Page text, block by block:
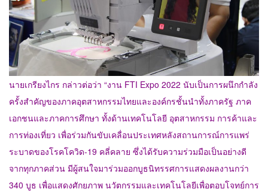
นายเกรียงไกร กล่าวต่อว่า “งาน FTI Expo 2022 นับเป็นการผนึกกำลัง
ครั้งสำคัญของภาคอุตสาหกรรมไทยและองค์กรชั้นนำทั้งภาครัฐ ภาค
เอกชนและภาคการศึกษา ทั้งด้านเทคโนโลยี อุตสาหกรรม การค้าและ
การท่องเที่ยว เพื่อร่วมกันขับเคลื่อนประเทศหลังสถานการณ์การแพร่
ระบาดของโรคโควิด-19 คลี่คลาย ซึ่งได้รับความร่วมมือเป็นอย่างดี
จากทุกภาคส่วน มีผู้สนใจมาร่วมออกบูธนิทรรศการแสดงผลงานกว่า
340 บูธ เพื่อแสดงศักยภาพ นวัตกรรมและเทคโนโลยีเพื่อตอบโจทย์การ